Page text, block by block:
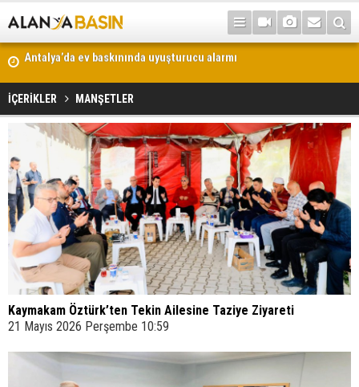
Antalya’da uyuşturucu operasyonu: 5,6 kilo skunk ele geçirildi
İÇERİKLER MANŞETLER
Kaymakam Öztürk’ten Tekin Ailesine Taziye Ziyareti
21 Mayıs 2026 Perşembe 10:59